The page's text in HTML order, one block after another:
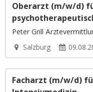
Oberarzt (m/w/d)
Peter Grill
Salzburg
Facharzt (m/w/d)